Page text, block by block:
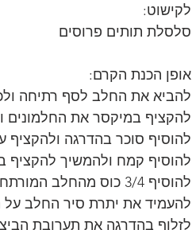
לקישוט:
סלסלת תותים פרוסים
אופן הכנת הקרם:
להביא את החלב לסף רתיחה
להקציף במיקסר את החלמונים
להוסיף סוכר בהדרגה
להוסיף קמח ולהמשיך להקציף
להוסיף 3/4 כוס מהחלב המורתח ולערבל.
להעמיד את יתרת סיר החלב על
לזלוף בהדרגה את תערובת